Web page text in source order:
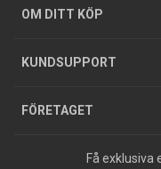
OM DITT KÖP
GDPR
KUNDSUPPORT
Köpguider
Varumärken
FÖRETAGET
Hållbarhet
Jobba hos oss
Press
Få exklusiva